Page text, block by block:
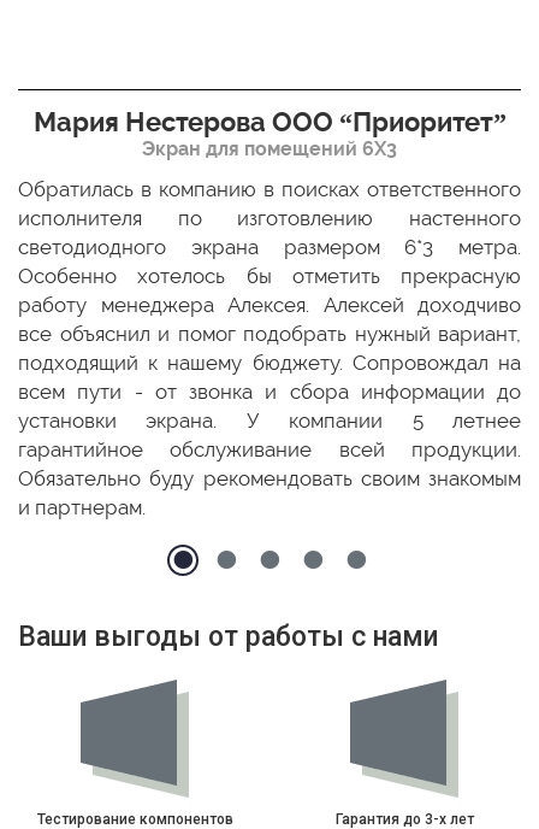
Мария Нестерова ООО “Приоритет”
Экран для помещений 6Х3
Обратилась в компанию в поисках ответственного
исполнителя по изготовлению настенного
светодиодного экрана размером 6*3 метра.
Особенно хотелось бы отметить прекрасную
работу менеджера Алексея. Алексей доходчиво
все объяснил и помог подобрать нужный вариант,
подходящий к нашему бюджету. Сопровождал на
всем пути - от звонка и сбора информации до
установки экрана. У компании 5 летнее
гарантийное обслуживание всей продукции.
Обязательно буду рекомендовать своим знакомым
и партнерам.
Ваши выгоды от работы с нами
Тестирование компонентов
Гарантия до 3-х лет